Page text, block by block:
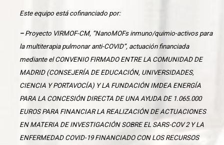
Este equipo está cofinanciado por:
–Proyecto VIRMOF-CM, “NanoMOFs inmuno/quimio-activos para
la multiterapia pulmonar anti-COVID”, actuación financiada
mediante el CONVENIO FIRMADO ENTRE LA COMUNIDAD DE
MADRID (CONSEJERÍA DE EDUCACIÓN, UNIVERSIDADES,
CIENCIA Y PORTAVOCÍA) Y LA FUNDACIÓN IMDEA ENERGÍA
PARA LA CONCESIÓN DIRECTA DE UNA AYUDA DE 1.065.000
EUROS PARA FINANCIAR LA REALIZACIÓN DE ACTUACIONES
EN MATERIA DE INVESTIGACIÓN SOBRE EL SARS-COV 2 Y LA
ENFERMEDAD COVID-19 FINANCIADO CON LOS RECURSOS